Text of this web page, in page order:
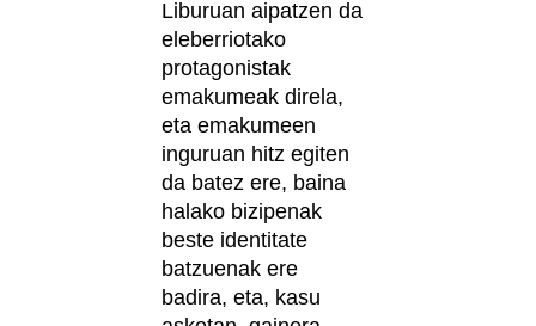
Liburuan aipatzen da
eleberriotako
protagonistak
emakumeak direla,
eta emakumeen
inguruan hitz egiten
da batez ere, baina
halako bizipenak
beste identitate
batzuenak ere
badira, eta, kasu